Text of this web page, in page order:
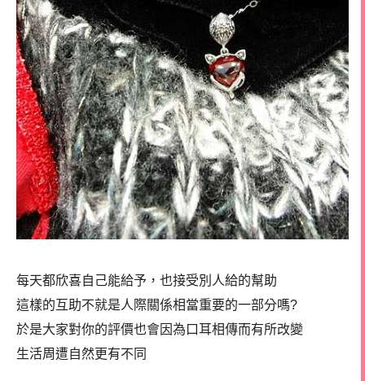
每天都欣喜自己能給予，也接受別人給的幫助
這樣的互助不就是人際關係相當重要的一部分嗎?
於是大家對你的評價也會因為口耳相傳而有所改變
生活周遭自然更有不同